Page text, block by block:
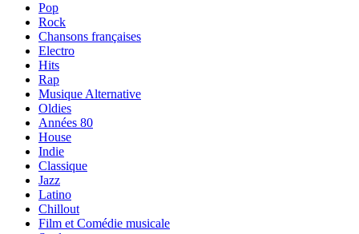
Pop
Rock
Chansons françaises
Electro
Hits
Rap
Musique Alternative
Oldies
Années 80
House
Indie
Classique
Jazz
Latino
Chillout
Film et Comédie musicale